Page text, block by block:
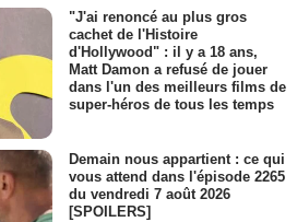
"J'ai renoncé au plus gros
cachet de l'Histoire
d'Hollywood" : il y a 18 ans,
Matt Damon a refusé de jouer
dans l'un des meilleurs films de
super-héros de tous les temps
Demain nous appartient : ce qui
vous attend dans l'épisode 2265
du vendredi 7 août 2026
[SPOILERS]